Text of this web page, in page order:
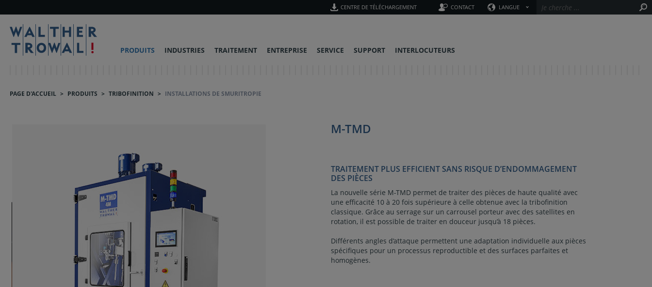
CENTRE DE TÉLÉCHARGEMENT CONTACT LANGUE
PRODUITS INDUSTRIES TRAITEMENT ENTREPRISE SERVICE SUPPORT INTERLOCUTEURS
PAGE D'ACCUEIL > PRODUITS > TRIBOFINITION > INSTALLATIONS DE SMURITROPIE
M-TMD
TRAITEMENT PLUS EFFICIENT SANS RISQUE D’ENDOMMAGEMENT
DES PIÈCES
La nouvelle série M-TMD permet de traiter des pièces de haute qualité avec
une efficacité 10 à 20 fois supérieure à celle obtenue avec la tribofinition
classique. Grâce au serrage sur un carrousel porteur avec des satellites en
rotation, il est possible de traiter en douceur jusqu’à 18 pièces.
Différents angles d’attaque permettent une adaptation individuelle aux pièces
spécifiques pour un processus reproductible et des surfaces parfaites et
homogènes.